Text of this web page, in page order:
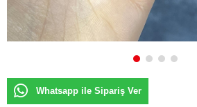
Whatsapp ile Sipariş Ver